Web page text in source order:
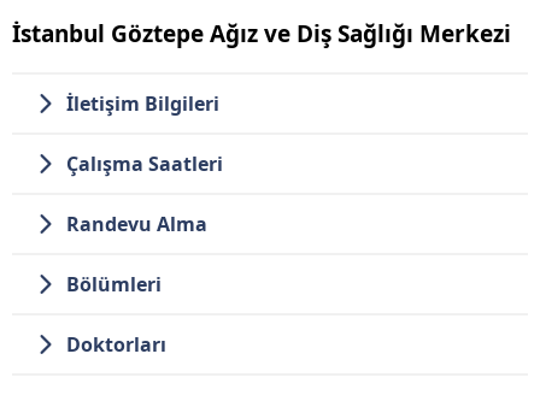
İstanbul Göztepe Ağız ve Diş Sağlığı Merkezi
İletişim Bilgileri
Çalışma Saatleri
Randevu Alma
Bölümleri
Doktorları